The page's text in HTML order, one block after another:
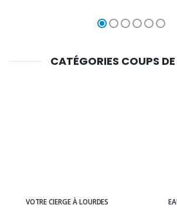
CATÉGORIES COUPS
VOTRE CIERGE À LOURDES